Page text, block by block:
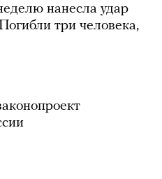
нанесла удар
три человека,